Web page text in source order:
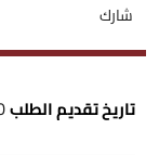
شارك
تاريخ تقديم الطلب